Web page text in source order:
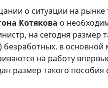
о ситуации на рынке
Котякова о
на сегодня размер
безработных, в
на работу
размер такого